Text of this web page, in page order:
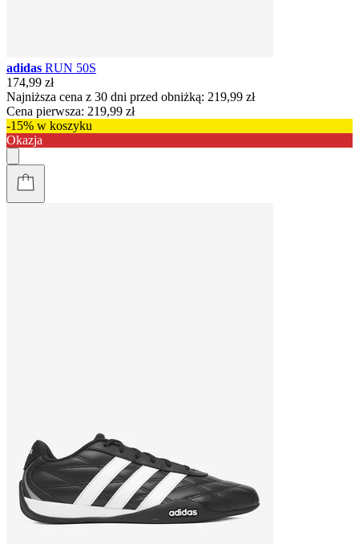
adidas RUN 50S
174,99 zł
Najniższa cena z 30 dni przed obniżką: 219,99 zł
Cena pierwsza: 219,99 zł
-15% w koszyku
Okazja